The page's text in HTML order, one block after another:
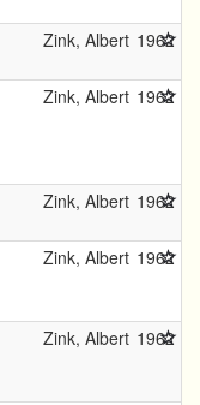
Zink, Albert 1962
Zink, Albert 1962
Zink, Albert 1962
Zink, Albert 1962
Zink, Albert 1962